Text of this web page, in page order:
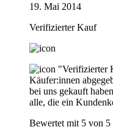
19. Mai 2014
Verifizierter Kauf
"Verifizierter
Käufer:innen
bei uns gekauft
alle, die ein
Bewertet mit 5 von 5